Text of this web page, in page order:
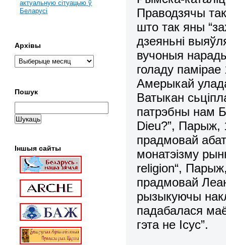
Праводзячы
што так яны
дзеяньні
вучоныя
голаду
Амерыкай
Ватыкан
патрэбны нам
Dieu?”, Парыж,
прадмовай
монатэізму
religion“,
прадмовай
рызыкуючы
падабалася
гэта не Ісус”.
актуальную сітуацыю ў
Беларусі
Архівы
Пошук
Іншыя сайты